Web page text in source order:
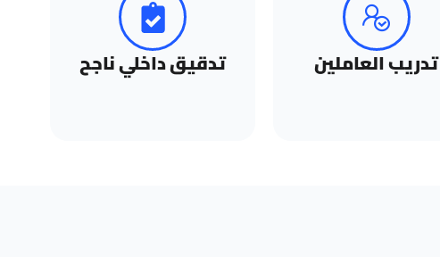
تدريب العاملين تدقيق داخلي ناجح